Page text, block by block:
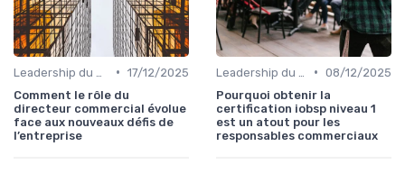
• 17/12/2025
Comment le rôle du
directeur commercial évolue
face aux nouveaux défis de
l’entreprise
• 08/12/2025
Pourquoi obtenir la
certification iobsp niveau 1
est un atout pour les
responsables commerciaux